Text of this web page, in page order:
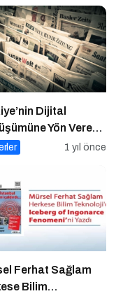
Dijital
Yön Veren
1 yıl önce
Ferhat Sağlam
Bilim